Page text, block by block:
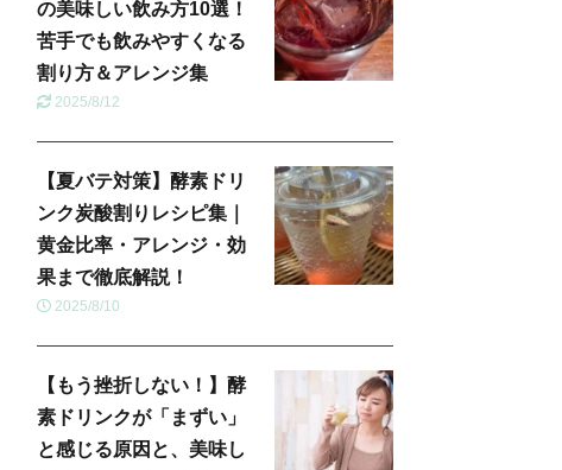
の美味しい飲み方10選！
苦手でも飲みやすくなる
割り方＆アレンジ集
2025/8/12
【夏バテ対策】酵素ドリ
ンク炭酸割りレシピ集｜
黄金比率・アレンジ・効
果まで徹底解説！
2025/8/10
【もう挫折しない！】酵
素ドリンクが「まずい」
と感じる原因と、美味し